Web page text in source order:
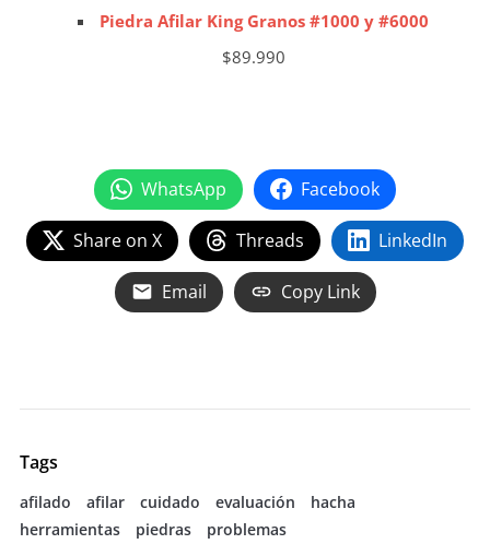
Piedra Afilar King Granos #1000 y #6000
$89.990
WhatsApp Facebook
Share on X Threads LinkedIn
Email Copy Link
Tags
afilado afilar cuidado evaluación
hacha
herramientas
piedras problemas